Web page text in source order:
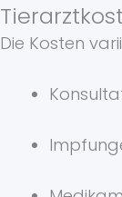
Die Kosten